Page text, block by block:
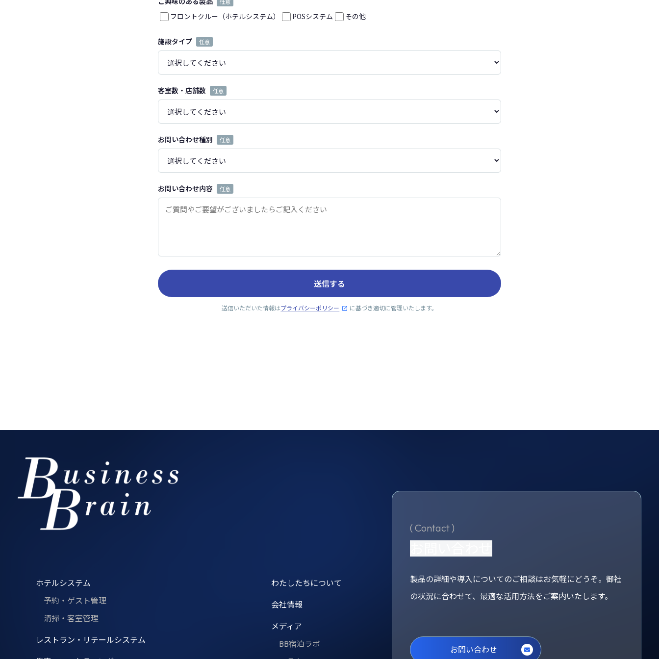
フロントクルー（ホテルシステム） POSシステム その他
施設タイプ 任意
客室数・店舗数 任意
お問い合わせ種別 任意
お問い合わせ内容 任意
送信する
送信いただいた情報はプライバシーポリシー に基づき適切に管理いたします。
ホテルシステム
予約・ゲスト管理
清掃・客室管理
レストラン・リテールシステム
わたしたちについて
会社情報
メディア
BB宿泊ラボ
( Contact )
製品の詳細や導入についてのご相談はお気軽にどうぞ。御社
の状況に合わせて、最適な活用方法をご案内いたします。
お問い合わせ